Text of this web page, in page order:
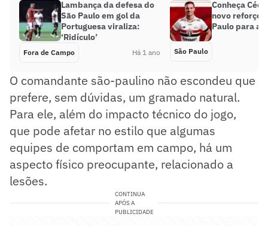
Lambança da defesa do
São Paulo em gol da
Portuguesa viraliza:
‘Ridículo’
Fora de Campo Há 1 ano
Conheça
novo reforço
Paulo para a
São Paulo
O comandante são-paulino não escondeu que
prefere, sem dúvidas, um gramado natural.
Para ele, além do impacto técnico do jogo,
que pode afetar no estilo que algumas
equipes de comportam em campo, há um
aspecto físico preocupante, relacionado a
lesões.
CONTINUA
APÓS A
PUBLICIDADE